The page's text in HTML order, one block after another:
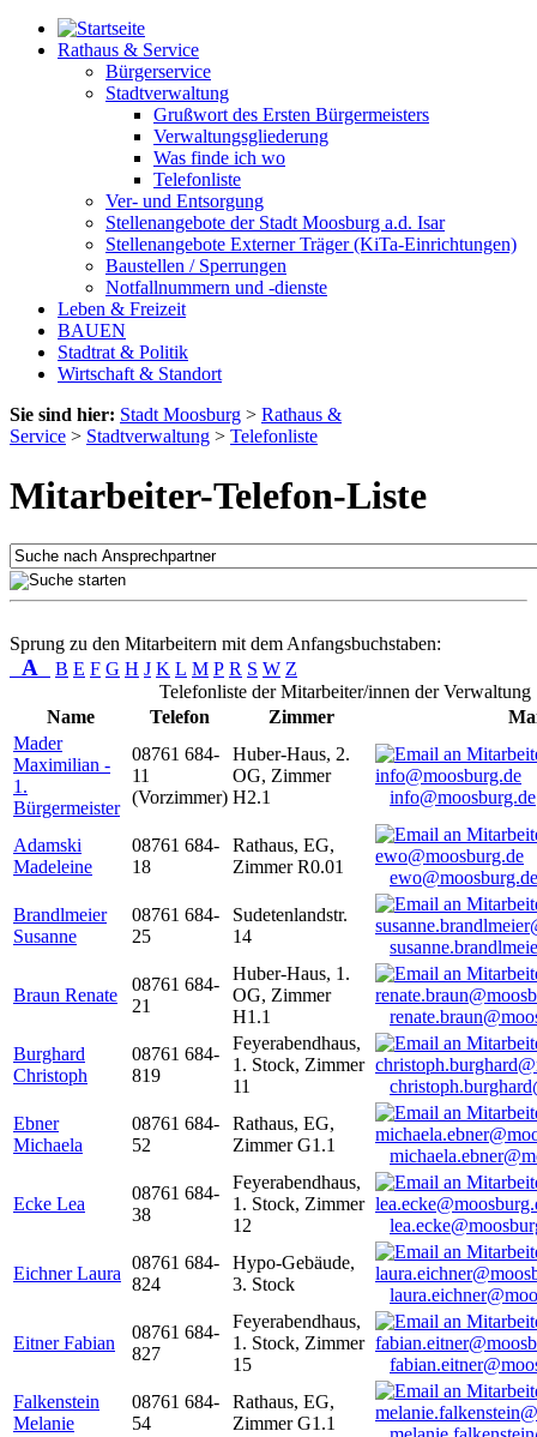
Rathaus & Service
Bürgerservice
Stadtverwaltung
Grußwort des Ersten Bürgermeisters
Verwaltungsgliederung
Was finde ich wo
Telefonliste
Ver- und Entsorgung
Stellenangebote der Stadt Moosburg a.d. Isar
Stellenangebote Externer Träger (KiTa-Einrichtungen)
Baustellen / Sperrungen
Notfallnummern und -dienste
Leben & Freizeit
BAUEN
Stadtrat & Politik
Wirtschaft & Standort
Sie sind hier: Stadt Moosburg > Rathaus &
Service > Stadtverwaltung > Telefonliste
Mitarbeiter-Telefon-Liste
Sprung zu den Mitarbeitern mit dem Anfangsbuchstaben:
A B E F G H J K L M P R S W Z
Telefonliste der Mitarbeiter/innen der Verwaltung
Name
Telefon Zimmer
Mader
Maximilian -
1.
Bürgermeister
08761 684-
11
(Vorzimmer)
Huber-Haus, 2.
OG, Zimmer
H2.1
info@moosburg.de
Adamski
Madeleine
08761 684-
18
Rathaus, EG,
Zimmer R0.01
ewo@moosburg.de
Brandlmeier
Susanne
08761 684-
25
Sudetenlandstr.
14
Braun Renate
08761 684-
21
Huber-Haus, 1.
OG, Zimmer
H1.1
Burghard
Christoph
08761 684-
819
Feyerabendhaus,
1. Stock, Zimmer
11
Ebner
Michaela
08761 684-
52
Rathaus, EG,
Zimmer G1.1
Ecke Lea
08761 684-
38
Feyerabendhaus,
1. Stock, Zimmer
12
Eichner Laura
08761 684-
824
Hypo-Gebäude,
3. Stock
Eitner Fabian
08761 684-
827
Feyerabendhaus,
1. Stock, Zimmer
15
Falkenstein
Melanie
08761 684-
54
Rathaus, EG,
Zimmer G1.1